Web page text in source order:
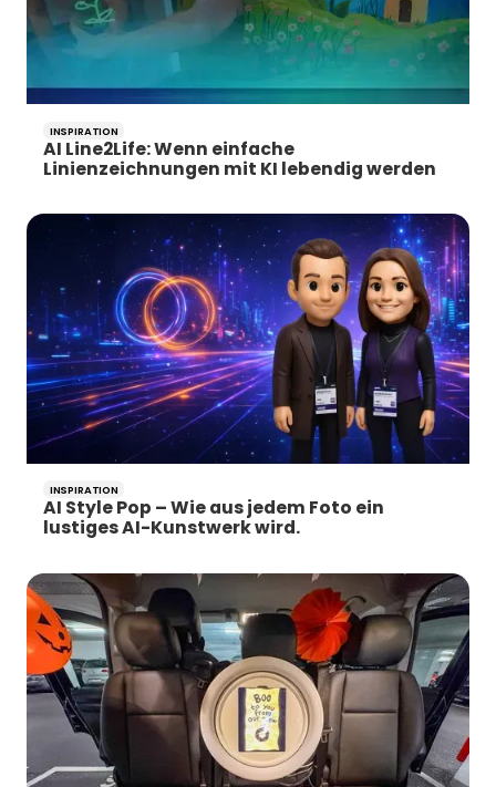
INSPIRATION
AI Line2Life: Wenn einfache
Linienzeichnungen mit KI lebendig werden
INSPIRATION
AI Style Pop – Wie aus jedem Foto ein
lustiges AI-Kunstwerk wird.